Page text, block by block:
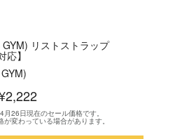
リストストラップ
応】
26日現在のセール価格です。
変わっている場合があります。